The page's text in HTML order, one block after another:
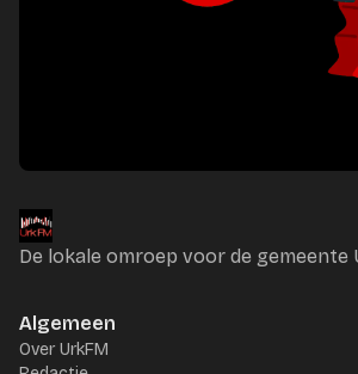
De lokale omroep voor de gemeente
Algemeen
Over UrkFM